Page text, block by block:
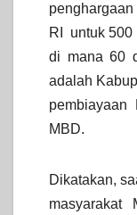
RI
untuk 500
di mana 60
adalah
pembiayaan
MBD.
Dikatakan,
masyarakat